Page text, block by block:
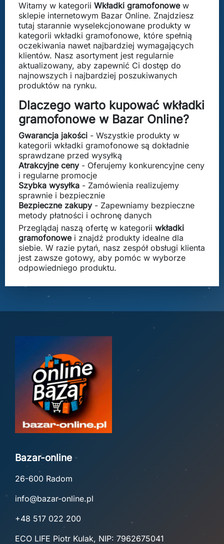
Witamy w kategorii Wkładki gramofonowew
sklepie internetowym Bazar Online. Znajdziesz
tutaj starannie wyselekcjonowane produkty w
kategorii wkładki gramofonowe, które spełnią
oczekiwania nawet najbardziej wymagających
klientów. Nasz asortyment jest regularnie
aktualizowany, aby zapewnić Ci dostęp do
najnowszych i najbardziej poszukiwanych
produktów na rynku.
Dlaczego warto kupować wkładki
gramofonowe w Bazar Online?
Gwarancja jakości - Wszystkie produkty w
kategorii wkładki gramofonowe są dokładnie
sprawdzane przed wysyłką
Atrakcyjne ceny- Oferujemy konkurencyjne ceny
i regularne promocje
Szybka wysyłka - Zamówienia realizujemy
sprawnie i bezpiecznie
Bezpieczne zakupy- Zapewniamy bezpieczne
metody płatności i ochronę danych
Przeglądaj naszą ofertę w kategorii wkładki
gramofonowei znajdź produkty idealne dla
siebie. W razie pytań, nasz zespół obsługi klienta
jest zawsze gotowy, aby pomóc w wyborze
odpowiedniego produktu.
Bazar-online
26-600 Radom
info@bazar-online.pl
+48 517 022 200
ECO LIFE Piotr Kulak, NIP: 7962675041